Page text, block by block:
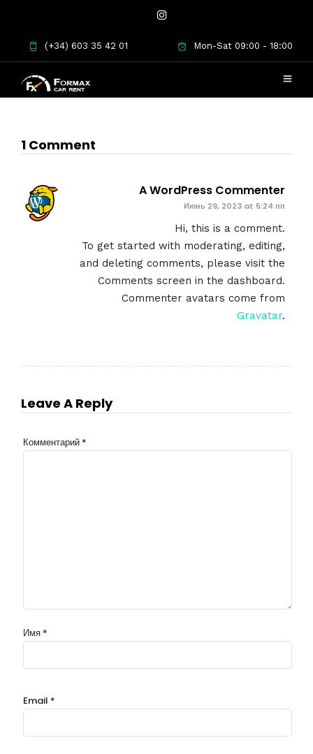
(+34) 603 35 42 01 Mon-Sat 09:00 - 18:00
or delete it, then start writing!
1 Comment
A WordPress Commenter
Июнь 29, 2023 at 5:24 пп
Hi, this is a comment.
To get started with moderating, editing,
and deleting comments, please visit the
Comments screen in the dashboard.
Commenter avatars come from
Gravatar.
Leave A Reply
Комментарий *
Имя *
Email *